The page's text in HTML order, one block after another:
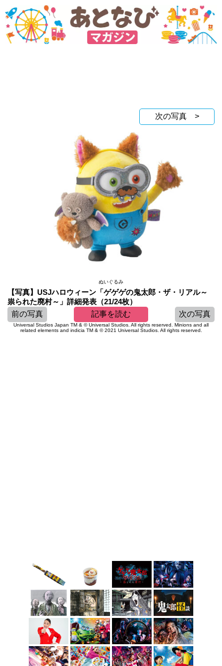
次の写真 >
ぬいぐるみ
【写真】USJハロウィーン「ゲゲゲの鬼太郎・ザ・リアル～
祟られた廃村～」詳細発表（21/24枚）
前の写真
記事を読む 次の写真
Universal Studios Japan TM & © Universal Studios. All rights reserved. Minions and all
related elements and indicia TM & © 2021 Universal Studios. All rights reserved.